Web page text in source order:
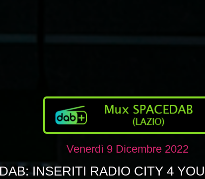
Venerdì 9 Dicembre 2022
INSERITI RADIO CITY 4